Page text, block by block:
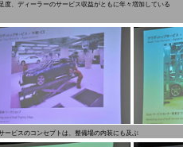
度、ディーラーのサービス収益がともに年々増加している
ービスのコンセプトは、整備場の内装にも及ぶ